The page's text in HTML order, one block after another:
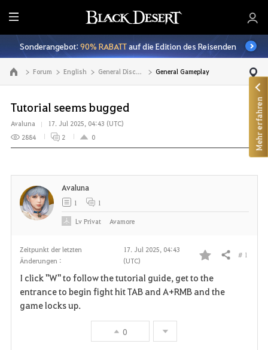
A
l
l
e
Sonderangebot:90% RABATTauf die Edition des Reisenden
Zur Hauptseite Forum English General Discussion General Gameplay
Tutorial seems bugged
Avaluna
17. Jul 2025, 04:43 (UTC)
2884
2 0
Zeitpunkt der letzten
Änderungen :
17. Jul 2025, 04:43
(UTC)
F
a
Teilen # 1
I click "W" to follow the tutorial guide, get to the
entrance to begin fight hit TAB and A+RMB and the
game locks up.
0
Avaluna
1 1
LvPrivat Avamore
Mehr erfahren